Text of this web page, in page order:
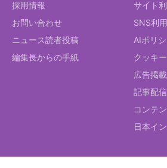
採用情報
お問い合わせ
ニュース読者投稿
編集長からの手紙
サイト
SNS利
AIポリ
クッキ
広告掲載
記事配信
コンテ
日本イ